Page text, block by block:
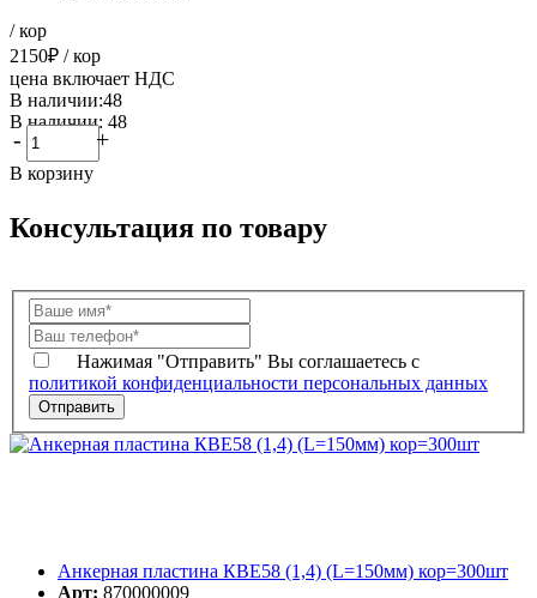
/ кор
2150₽ / кор
цена включает НДС
В наличии:48
В наличии: 48
- +
В корзину
Консультация по товару
Нажимая "Отправить" Вы соглашаетесь с
политикой конфиденциальности персональных данных
Анкерная пластина КВЕ58 (1,4) (L=150мм) кор=300шт
Арт: 870000009